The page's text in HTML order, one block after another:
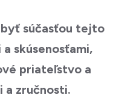
byť súčasťou tejto
skúsenosťami,
priateľstvo a
a zručnosti.